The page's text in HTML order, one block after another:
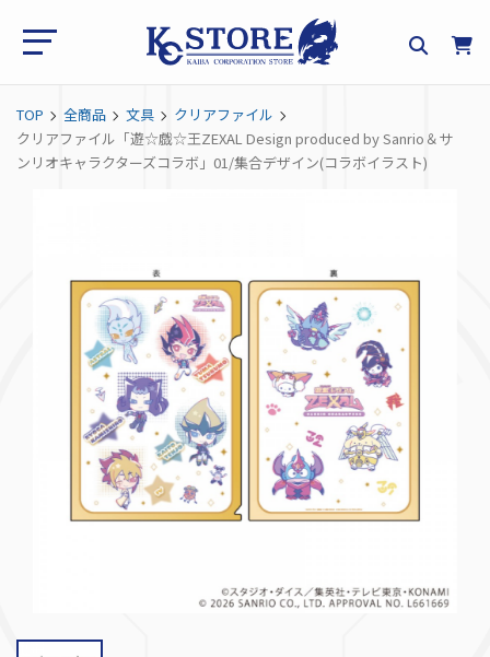
TOP 全商品 文具
クリアファイル
クリアファイル「遊☆戯☆王ZEXAL Design produced by Sanrio＆サ
ンリオキャラクターズコラボ」01/集合デザイン(コラボイラスト)